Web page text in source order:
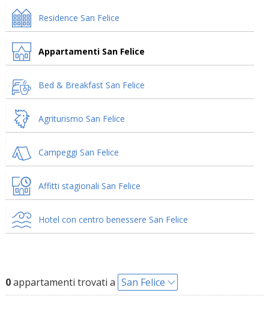
Residence San Felice
Appartamenti San Felice
Bed & Breakfast San Felice
Agriturismo San Felice
Campeggi San Felice
Affitti stagionali San Felice
Hotel con centro benessere San Felice
0appartamenti trovati a San Felice